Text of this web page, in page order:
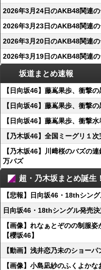
2026年3月24日のAKB48関連
2026年3月23日のAKB48関連
2026年3月20日のAKB48関連
2026年3月19日のAKB48関連
坂道まとめ速報
【日向坂46】藤嶌果歩、衝撃
【日向坂46】藤嶌果歩、衝撃
【日向坂46】藤嶌果歩、衝撃
【乃木坂46】全国ミーグリ１
【乃木坂46】川﨑桜のバズの
万バズ
超・乃木坂まとめ誕生！
【悲報】日向坂46・18thシン
日向坂46・18thシングル発売決
【画像】れなぁとぞのの制服
【櫻坂46】
【動画】浅井恋乃未のショー
【画像】小島凪紗のふくよか